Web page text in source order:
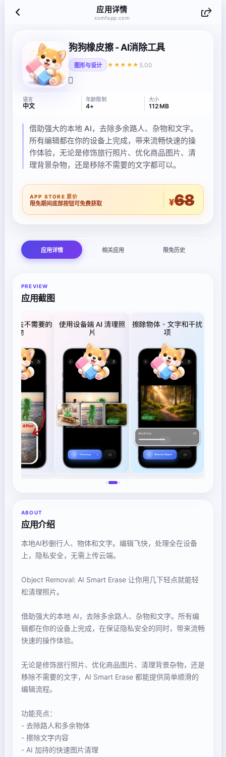
应用详情
xsmfapp.com
狗狗橡皮擦 - AI消除工具
图形与设计 ★★★★★ 5.00
语言
中文
年龄限制
4+
大小
112 MB
借助强大的本地 AI，去除多余路人、杂物和文字。
所有编辑都在你的设备上完成，带来流畅快速的操
作体验，无论是修饰旅行照片、优化商品图片、清
理背景杂物，还是移除不需要的文字都可以。
APP STORE 原价
限免期间底部按钮可免费获取 ¥68
应用详情 相关应用 限免历史
PREVIEW
应用截图
ABOUT
应用介绍
本地AI秒删行人、物体和文字。编辑飞快，处理全在设备
上，隐私安全，无需上传云端。
Object Removal: AI Smart Erase 让你用几下轻点就能轻
松清理照片。
借助强大的本地 AI，去除多余路人、杂物和文字。所有编
辑都在你的设备上完成，在保证隐私安全的同时，带来流畅
快速的操作体验。
无论是修饰旅行照片、优化商品图片、清理背景杂物，还是
移除不需要的文字，AI Smart Erase 都能提供简单顺滑的
编辑流程。
功能亮点：
- 去除路人和多余物体
- 擦除文字内容
- AI 加持的快速图片清理